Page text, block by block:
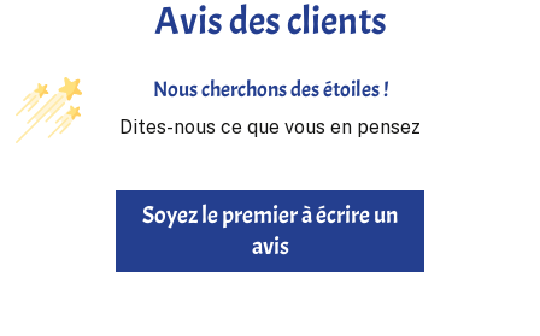
Avis des clients
Nous cherchons des étoiles !
Dites-nous ce que vous en pensez
Soyez le premier à écrire un
avis